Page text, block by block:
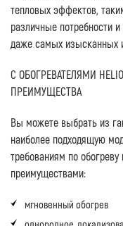
тепловых эффектов,
различные потребности
даже самых изысканных
С ОБОГРЕВАТЕЛЯМИ
ПРЕИМУЩЕСТВА
Вы можете выбрать из
наиболее подходящую
требованиям по
преимуществами:
мгновенный обогрев